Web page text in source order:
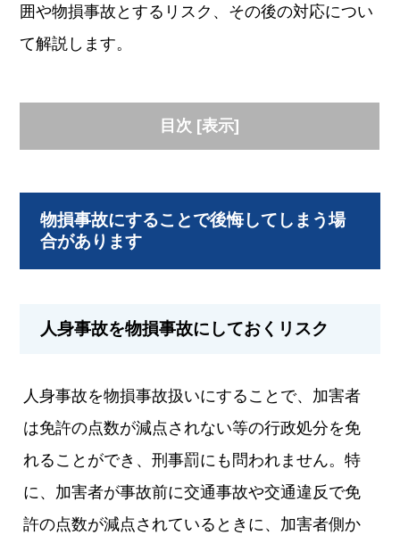
囲や物損事故とするリスク、その後の対応につい
て解説します。
目次 [表示]
物損事故にすることで後悔してしまう場
合があります
人身事故を物損事故にしておくリスク
人身事故を物損事故扱いにすることで、加害者
は免許の点数が減点されない等の行政処分を免
れることができ、刑事罰にも問われません。特
に、加害者が事故前に交通事故や交通違反で免
許の点数が減点されているときに、加害者側か